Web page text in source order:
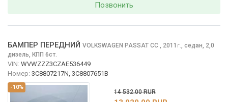
Позвонить
-10%
БАМПЕР ПЕРЕДНИЙ VOLKSWAGEN PASSAT CC , 2011 г., седан, 2,0
дизель, КПП 6ст.
VIN: WVWZZZ3CZAE536449
Номер: 3C8807217N, 3C8807651B
14 532.00 RUR